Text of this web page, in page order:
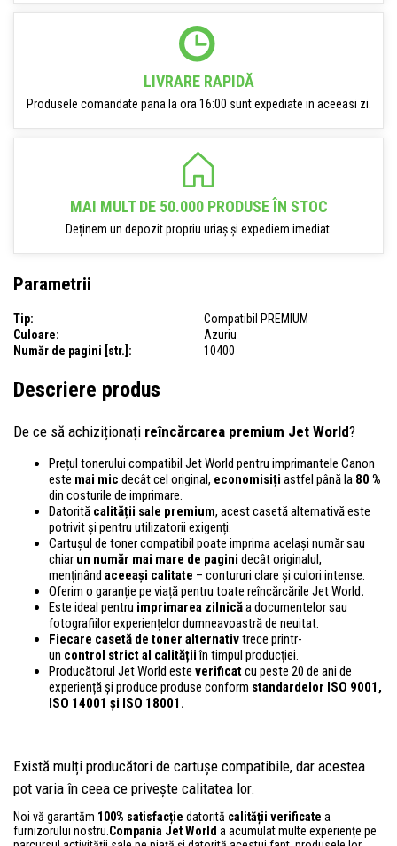
LIVRARE RAPIDĂ
Produsele comandate pana la ora 16:00 sunt expediate in aceeasi zi.
MAI MULT DE 50.000 PRODUSE ÎN STOC
Deținem un depozit propriu uriaș și expediem imediat.
Parametrii
Tip:
Compatibil PREMIUM
Culoare:
Azuriu
Număr de pagini [str.]:
10400
Descriere produs
De ce să achiziționați reîncărcarea premium Jet World?
Prețul tonerului compatibil Jet World pentru imprimantele Canon
este mai mic decât cel original, economisiți astfel până la 80 %
din costurile de imprimare.
Datorită calității sale premium, acest casetă alternativă este
potrivit și pentru utilizatorii exigenți.
Cartușul de toner compatibil poate imprima același număr sau
chiar un număr mai mare de pagini decât originalul,
menținând aceeași calitate – contururi clare și culori intense.
Oferim o garanție pe viață pentru toate reîncărcările Jet World.
Este ideal pentru imprimarea zilnicăa documentelor sau
fotografiilor experiențelor dumneavoastră de neuitat.
Fiecare casetă de toner alternativtrece printr-
un control strict al calitățiiîn timpul producției.
Producătorul Jet World este verificatcu peste 20 de ani de
experiență și produce produse conform standardelor ISO 9001,
ISO 14001 și ISO 18001.
Există mulți producători de cartușe compatibile, dar acestea
pot varia în ceea ce privește calitatea lor.
Noi vă garantăm 100% satisfacție datorită calității verificate a
furnizorului nostru. Compania Jet World a acumulat multe experiențe pe